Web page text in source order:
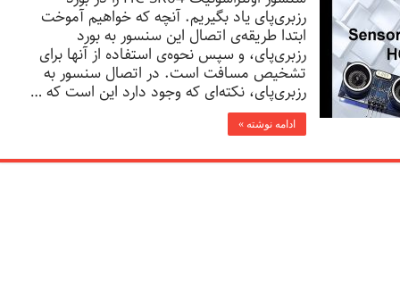
رزبری‌پای یاد بگیریم. آنچه که خواهیم آموخت
ابتدا طریقه‌ی اتصال این سنسور به بورد
رزبری‌پای، و سپس نحوه‌ی استفاده از آنها برای
تشخیص مسافت است. در اتصال سنسور به
رزبری‌پای، نکته‌ای که وجود دارد این است که …
ادامه نوشته »